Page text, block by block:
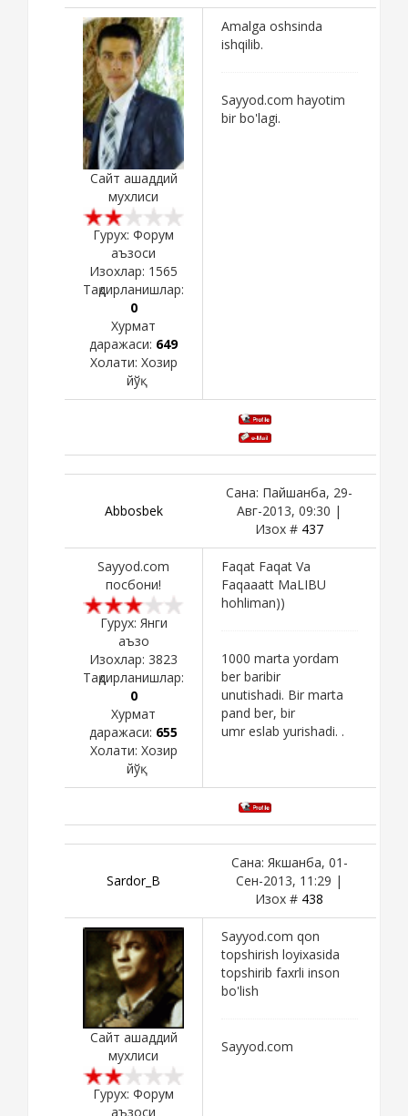
Сайт ашаддий
мухлиси
Гурух: Форум
аъзоси
Изохлар: 1565
Тақдирланишлар:
0
Хурмат
даражаси: 649
Холати: Хозир
йўқ
Amalga oshsinda
ishqilib.
Sayyod.com hayotim
bir bo'lagi.
Abbosbek
Сана: Пайшанба, 29-
Авг-2013, 09:30 |
Изох # 437
Sayyod.com
посбони!
Гурух: Янги
аъзо
Изохлар: 3823
Тақдирланишлар:
0
Хурмат
даражаси: 655
Холати: Хозир
йўқ
Faqat Faqat Va
Faqaaatt MaLIBU
hohliman))
1000 marta yordam
ber baribir
unutishadi. Bir marta
pand ber, bir
umr eslab yurishadi. .
Sardor_B
Сана: Якшанба, 01-
Сен-2013, 11:29 |
Изох # 438
Сайт ашаддий
мухлиси
Гурух: Форум
аъзоси
Sayyod.com qon
topshirish loyixasida
topshirib faxrli inson
bo'lish
Sayyod.com